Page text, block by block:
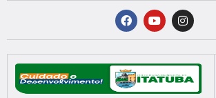
conteúdo
F
a
c
b
o
o
k
Y
o
u
u
b
e
I
n
s
a
g
r
a